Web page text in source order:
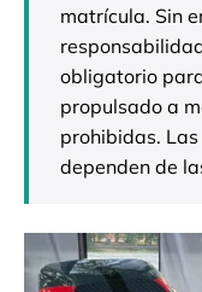
matrícula. Sin
obligatorio
propulsado a
prohibidas.
dependen de